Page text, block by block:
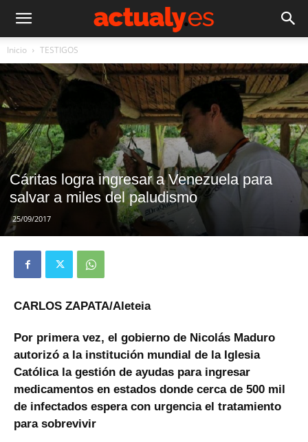
Inicio TESTIGOS
Cáritas logra ingresar a Venezuela para
salvar a miles del paludismo
25/09/2017
CARLOS ZAPATA/Aleteia
Por primera vez, el gobierno de Nicolás Maduro
autorizó a la institución mundial de la Iglesia
Católica la gestión de ayudas para ingresar
medicamentos en estados donde cerca de 500 mil
de infectados espera con urgencia el tratamiento
para sobrevivir